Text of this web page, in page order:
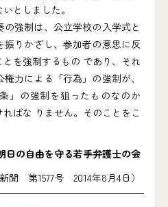
としました。
強制は、公立学校の入学式と
振りかざし、参加者の意思に反
を強制するもの であり、それ
力による「行為」の強制が、
」の強制を狙ったものなのか
ばな りません。そのことをこ
日の自由を守る若手弁護士の会
新聞 第1577号 2014年8月4日）